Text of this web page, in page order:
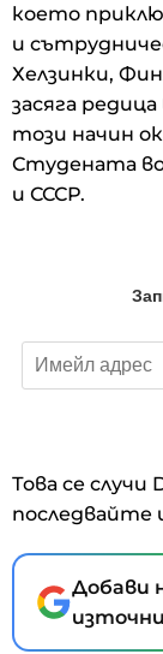
което
и
Хелзинки,
засяга
този начин
Студената
и СССР.
Това се случи
последвайте
Добави